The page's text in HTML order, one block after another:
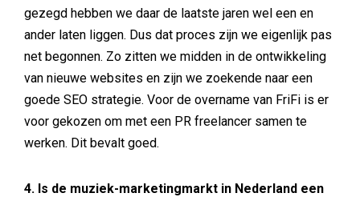
gezegd hebben we daar de laatste jaren wel een en
ander laten liggen. Dus dat proces zijn we eigenlijk pas
net begonnen. Zo zitten we midden in de ontwikkeling
van nieuwe websites en zijn we zoekende naar een
goede SEO strategie. Voor de overname van FriFi is er
voor gekozen om met een PR freelancer samen te
werken. Dit bevalt goed.
4. Is de muziek-marketingmarkt in Nederland een